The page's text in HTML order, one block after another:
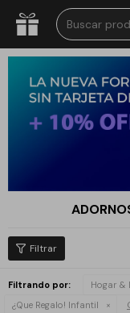
Filtrando por: Hogar &
¿Que Regalo! Infantil